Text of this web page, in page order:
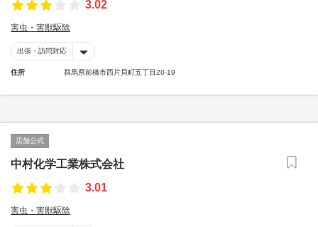
3.02
害虫・害獣駆除
出張・訪問対応
住所 群馬県前橋市西片貝町五丁目20-19
店舗公式
中村化学工業株式会社
3.01
害虫・害獣駆除